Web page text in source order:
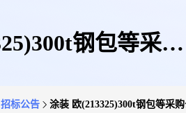
钢包等采购
标公告 涂装 欧(213325)300t钢包等采